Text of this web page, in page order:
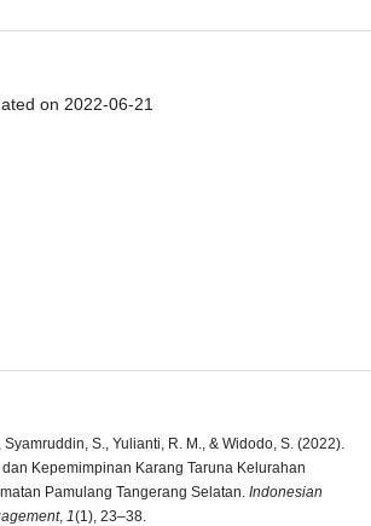
on 2022-06-21
Syamruddin, S., Yulianti, R. M., & Widodo, S. (2022).
Kepemimpinan Karang Taruna Kelurahan
Pamulang Tangerang Selatan. Indonesian
, 1(1), 23–38.